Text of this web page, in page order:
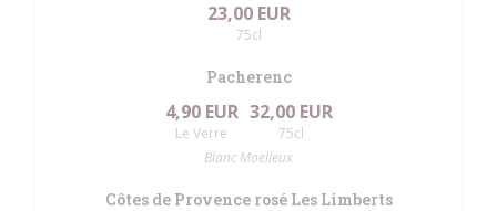
23,00 EUR
75cl
Pacherenc
4,90 EUR
Le Verre
32,00 EUR
75cl
Blanc Moelleux
Côtes de Provence rosé Les Limberts